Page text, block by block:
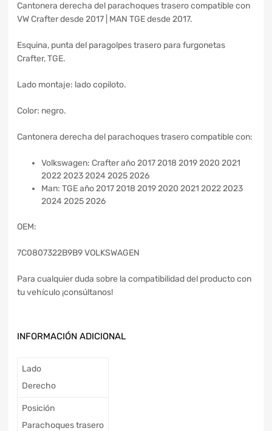
Cantonera derecha del parachoques trasero compatible con
VW Crafter desde 2017 | MAN TGE desde 2017.
Esquina, punta del paragolpes trasero para furgonetas
Crafter, TGE.
Lado montaje: lado copiloto.
Color: negro.
Cantonera derecha del parachoques trasero compatible con:
Volkswagen: Crafter año 2017 2018 2019 2020 2021
2022 2023 2024 2025 2026
Man: TGE año 2017 2018 2019 2020 2021 2022 2023
2024 2025 2026
OEM:
7C0807322B9B9 VOLKSWAGEN
Para cualquier duda sobre la compatibilidad del producto con
tu vehículo ¡consúltanos!
INFORMACIÓN ADICIONAL
Lado
Derecho
Posición
Parachoques trasero